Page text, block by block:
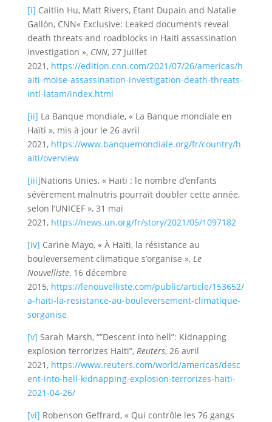
[i] Caitlin Hu, Matt Rivers, Etant Dupain and Natalie
Gallón, CNN« Exclusive: Leaked documents reveal
death threats and roadblocks in Haiti assassination
investigation », CNN, 27 Juillet
2021, https://edition.cnn.com/2021/07/26/americas/h
aiti-moise-assassination-investigation-death-threats-
intl-latam/index.html
[ii] La Banque mondiale, « La Banque mondiale en
Haïti », mis à jour le 26 avril
2021, https://www.banquemondiale.org/fr/country/h
aiti/overview
[iii]Nations Unies, « Haïti : le nombre d’enfants
sévèrement malnutris pourrait doubler cette année,
selon l’UNICEF », 31 mai
2021, https://news.un.org/fr/story/2021/05/1097182
[iv] Carine Mayo, « À Haïti, la résistance au
bouleversement climatique s’organise », Le
Nouvelliste, 16 décembre
2015, https://lenouvelliste.com/public/article/153652/
a-haiti-la-resistance-au-bouleversement-climatique-
sorganise
[v] Sarah Marsh, “”Descent into hell”: Kidnapping
explosion terrorizes Haiti”, Reuters, 26 avril
2021, https://www.reuters.com/world/americas/desc
ent-into-hell-kidnapping-explosion-terrorizes-haiti-
2021-04-26/
[vi] Robenson Geffrard, « Qui contrôle les 76 gangs